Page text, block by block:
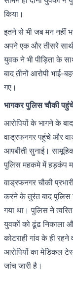
किया।
इतने से भी जब मन नहीं
अपने एक और तीसरे
युवक ने भी पीड़िता के
बाद तीनों आरोपी
गए।
भागकर पुलिस चौकी पहुंचे
आरोपियों के भागने के
वाड्रफनगर पहुंचे और
आपबीती सुनाई।
पुलिस महकमे में हड़कंप
वाड्रफनगर चौकी
करने के तुरंत बाद पुलिस
गया था। पुलिस ने त्वरित
युवकों को ढूंढ निकाला
कोटराही गांव के ही रहने
आरोपियों का मेडिकल
जांच जारी है।